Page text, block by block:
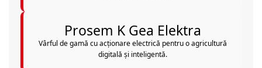
Prosem K Gea Elektra
Vârful de gamă cu acționare electrică pentru o agricultură
digitală și inteligentă.